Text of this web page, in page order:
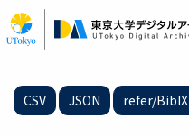
to
main
CSV JSON refer/BibIX